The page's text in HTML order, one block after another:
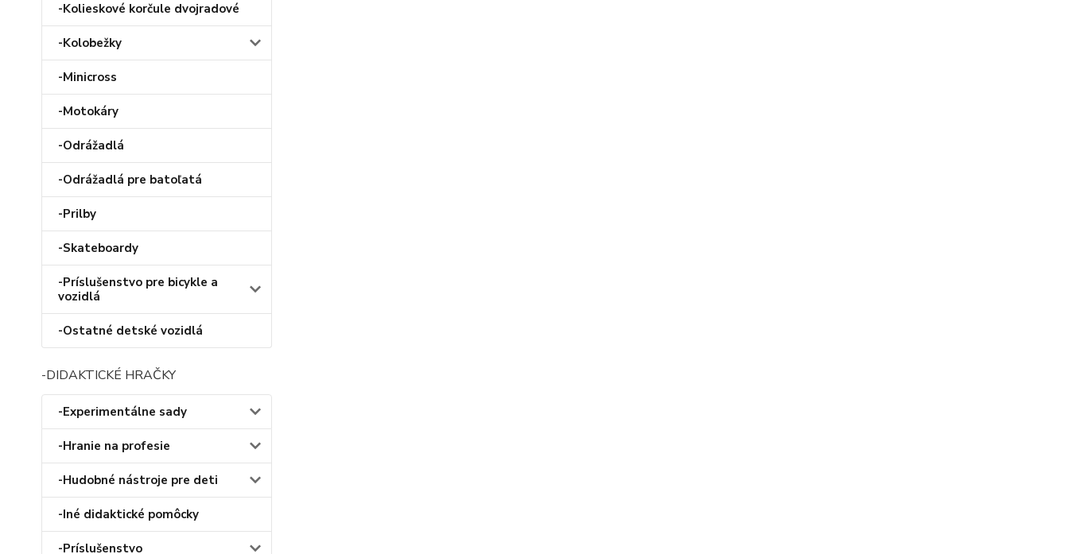
-Kolieskové korčule dvojradové
-Kolobežky
-Minicross
-Motokáry
-Odrážadlá
-Odrážadlá pre batoľatá
-Prilby
-Skateboardy
-Príslušenstvo pre bicykle a
vozidlá
-Ostatné detské vozidlá
-DIDAKTICKÉ HRAČKY
-Experimentálne sady
-Hranie na profesie
-Hudobné nástroje pre deti
-Iné didaktické pomôcky
-Príslušenstvo